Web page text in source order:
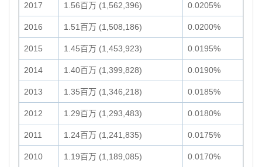
2017 1.56百万 (1,562,396) 0.0205%
2016 1.51百万 (1,508,186) 0.0200%
2015 1.45百万 (1,453,923) 0.0195%
2014 1.40百万 (1,399,828) 0.0190%
2013 1.35百万 (1,346,218) 0.0185%
2012 1.29百万 (1,293,483) 0.0180%
2011 1.24百万 (1,241,835) 0.0175%
2010 1.19百万 (1,189,085) 0.0170%